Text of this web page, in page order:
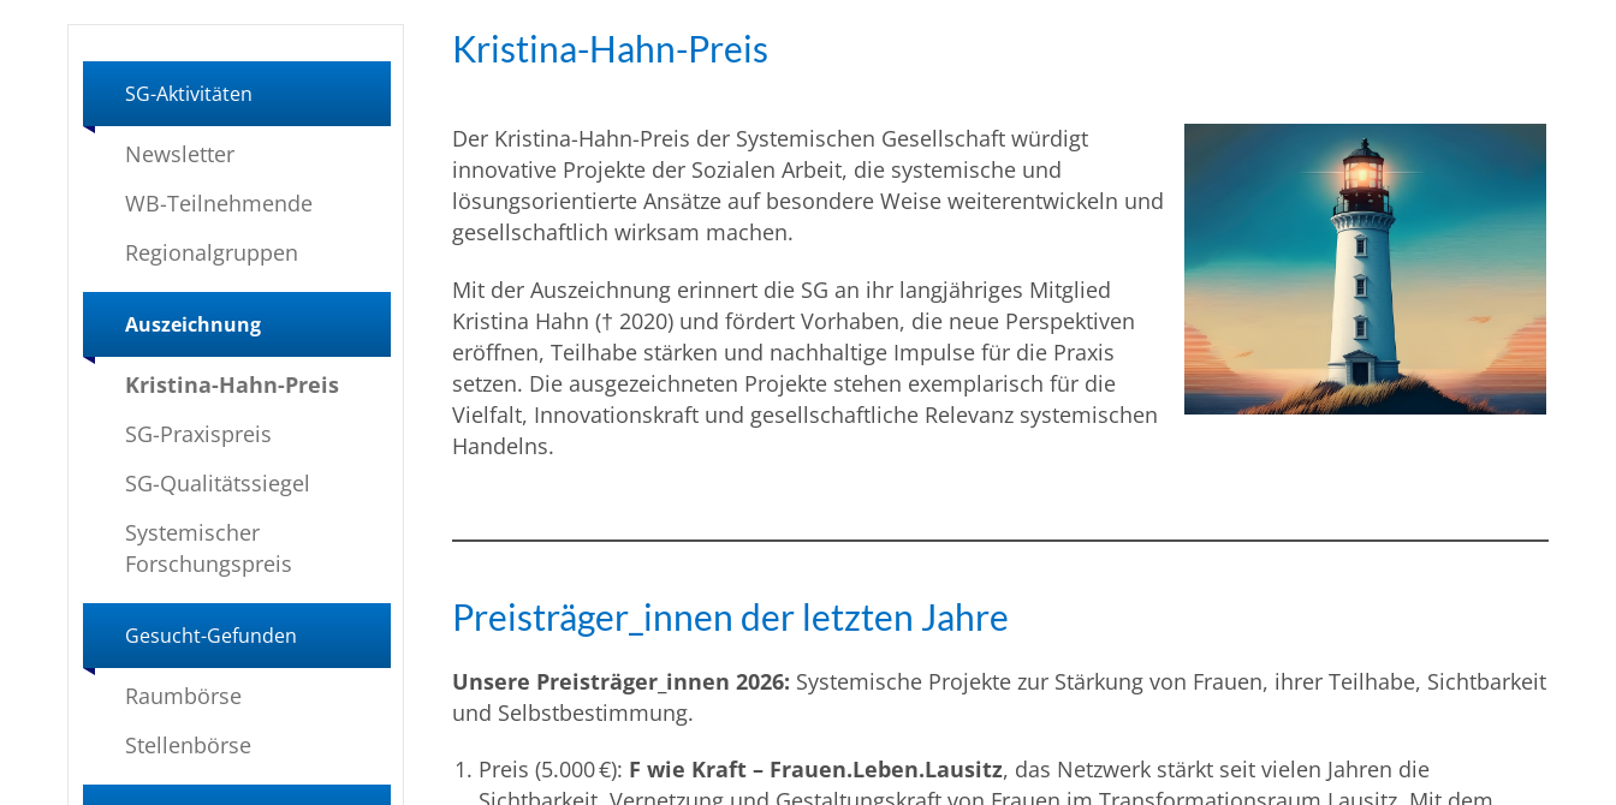
SG-Aktivitäten
Newsletter
WB-Teilnehmende
Regionalgruppen
Auszeichnung
Kristina-Hahn-Preis
SG-Praxispreis
SG-Qualitätssiegel
Systemischer
Forschungspreis
Gesucht-Gefunden
Raumbörse
Stellenbörse
Kristina-Hahn-Preis
Der Kristina-Hahn-Preis der Systemischen Gesellschaft würdigt
innovative Projekte der Sozialen Arbeit, die systemische und
lösungsorientierte Ansätze auf besondere Weise weiterentwickeln und
gesellschaftlich wirksam machen.
Mit der Auszeichnung erinnert die SG an ihr langjähriges Mitglied
Kristina Hahn († 2020) und fördert Vorhaben, die neue Perspektiven
eröffnen, Teilhabe stärken und nachhaltige Impulse für die Praxis
setzen. Die ausgezeichneten Projekte stehen exemplarisch für die
Vielfalt, Innovationskraft und gesellschaftliche Relevanz systemischen
Handelns.
Preisträger_innen der letzten Jahre
Unsere Preisträger_innen 2026: Systemische Projekte zur Stärkung von Frauen, ihrer Teilhabe, Sichtbarkeit
und Selbstbestimmung.
Preis (5.000 €): F wie Kraft – Frauen.Leben.Lausitz, das Netzwerk stärkt seit vielen Jahren die